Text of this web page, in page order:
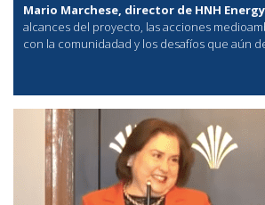
Mario Marchese, director de HNH Energy,
alcances del proyecto, las acciones
con la comunidadad y los desafíos que aún